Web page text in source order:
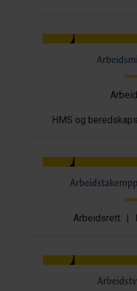
HMS og
Arbeidsrett |